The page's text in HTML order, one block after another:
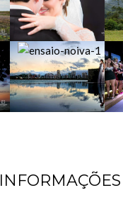
INFORMAÇÕES